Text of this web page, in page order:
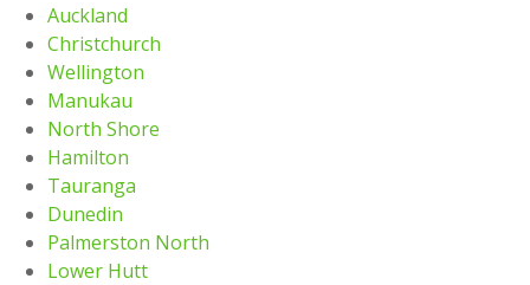
Auckland
Christchurch
Wellington
Manukau
North Shore
Hamilton
Tauranga
Dunedin
Palmerston North
Lower Hutt